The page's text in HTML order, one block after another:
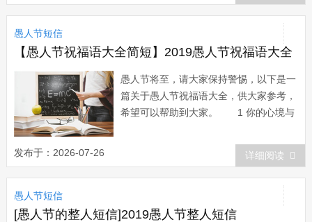
醒不受欺骗，特提供智慧宝典速成，只要
愚人节短信
【愚人节祝福语大全简短】2019愚人节祝福语大全
愚人节将至，请大家保持警惕，以下是一
篇关于愚人节祝福语大全，供大家参考，
希望可以帮助到大家。 1 你的心境与
像填不饱的袋子，你的睡姿香甜憨态可
掬，你的日子比神仙过的逍遥自在，做头
猪其实挺好! 2 烦躁时，你对我免打
对...
发布于：2026-07-26 详细阅读
愚人节短信
[愚人节的整人短信]2019愚人节整人短信